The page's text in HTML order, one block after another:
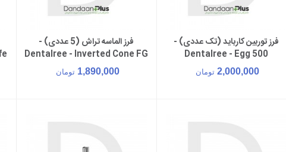
افزودن به سبد خرید
فرز توربین کارباید (تک عددی) -
Dentalree - Egg 500
2,000,000 تومان
افزودن به سبد خرید
فرز الماسه تراش (5 عددی) -
Dentalree - Inverted Cone FG
807
1,890,000 تومان